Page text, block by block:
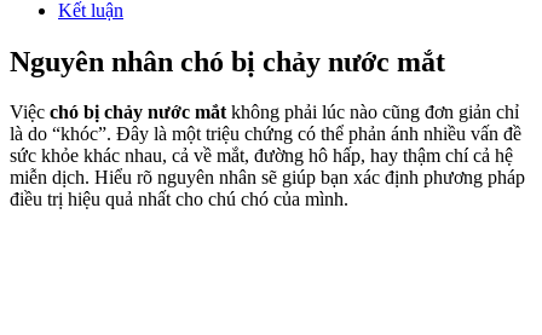
Kết luận
Nguyên nhân chó bị chảy nước mắt
Việc chó bị chảy nước mắtkhông phải lúc nào cũng đơn giản chỉ
là do “khóc”. Đây là một triệu chứng có thể phản ánh nhiều vấn đề
sức khỏe khác nhau, cả về mắt, đường hô hấp, hay thậm chí cả hệ
miễn dịch. Hiểu rõ nguyên nhân sẽ giúp bạn xác định phương pháp
điều trị hiệu quả nhất cho chú chó của mình.